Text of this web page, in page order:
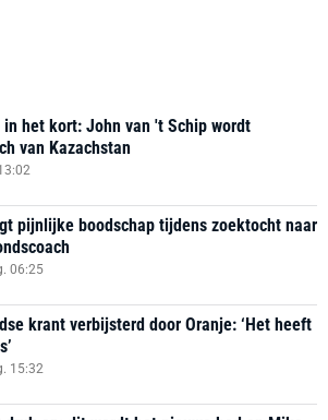
in het kort: John van 't Schip wordt
van Kazachstan
pijnlijke boodschap tijdens zoektocht naar
06:25
krant verbijsterd door Oranje: ‘Het heeft
15:32